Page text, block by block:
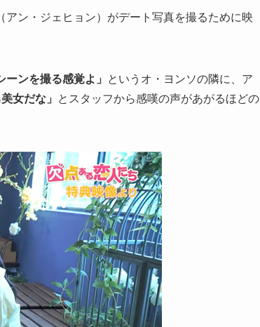
ン・ジェヒョン）がデート写真を撮るために映
ンを撮る感覚よ」 というオ・ヨンソの隣に、ア
女だな」 とスタッフから感嘆の声があがるほどの